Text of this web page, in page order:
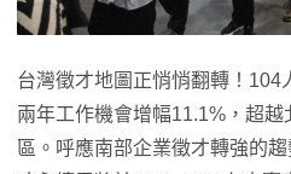
台灣徵才地圖正悄悄翻轉！104
兩年工作機會增幅11.1%，超
區。呼應南部企業徵才轉強的